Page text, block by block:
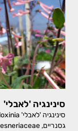
סינינגיה 'לאבלי'